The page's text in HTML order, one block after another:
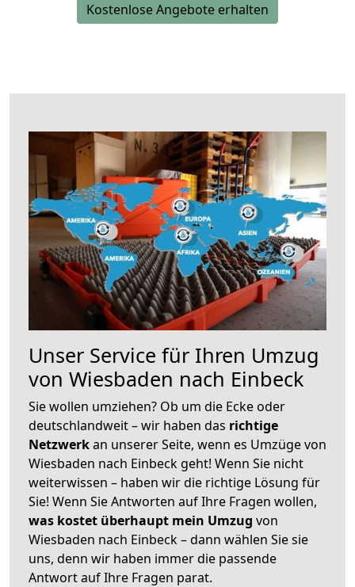
Kostenlose Angebote erhalten
Unser Service für Ihren Umzug
von Wiesbaden nach Einbeck
Sie wollen umziehen? Ob um die Ecke oder
deutschlandweit – wir haben das richtige
Netzwerkan unserer Seite, wenn es Umzüge von
Wiesbaden nach Einbeck geht! Wenn Sie nicht
weiterwissen – haben wir die richtige Lösung für
Sie! Wenn Sie Antworten auf Ihre Fragen wollen,
was kostet überhaupt mein Umzug von
Wiesbaden nach Einbeck – dann wählen Sie sie
uns, denn wir haben immer die passende
Antwort auf Ihre Fragen parat.